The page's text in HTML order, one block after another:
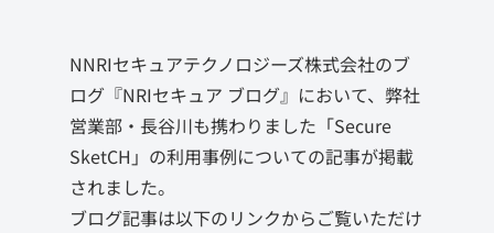
NNRIセキュアテクノロジーズ株式会社のブ
ログ『NRIセキュア ブログ』において、弊社
営業部・長谷川も携わりました「Secure
SketCH」の利用事例についての記事が掲載
されました。
ブログ記事は以下のリンクからご覧いただけ